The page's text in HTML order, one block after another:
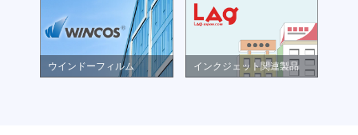
ウインドーフィルム インクジェット関連製品